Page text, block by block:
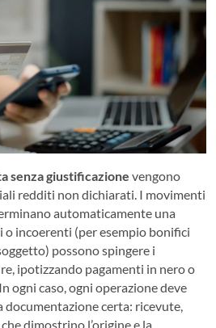
senza giustificazione vengono
redditi non dichiarati. I movimenti
automaticamente una
o incoerenti (per esempio bonifici
possono spingere i
ipotizzando pagamenti in nero o
ogni caso, ogni operazione deve
documentazione certa: ricevute,
dimostrino l’origine e la